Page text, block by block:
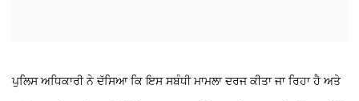
ਪੁਲਿਸ ਅਧਿਕਾਰੀ ਨੇ ਦੱਸਿਆ ਕਿ ਇਸ ਸਬੰਧੀ ਮਾਮਲਾ ਦਰਜ ਕੀਤਾ ਜਾ ਰਿਹਾ ਹੈ ਅਤੇ